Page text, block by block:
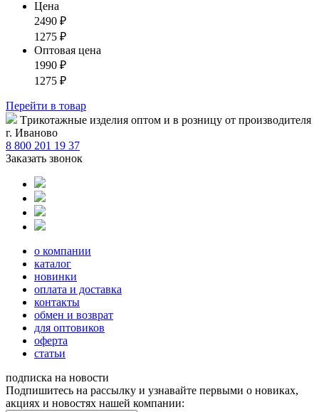
Цена
2490 ₽
1275 ₽
Оптовая цена
1990 ₽
1275 ₽
Перейти в товар
Tрикотажные изделия оптом и в розницу от производителя
г. Иваново
8 800 201 19 37
Заказать звонок
о компании
каталог
новинки
оплата и доставка
контакты
обмен и возврат
для оптовиков
оферта
статьи
подписка на новости
Подпишитесь на рассылку и узнавайте первыми о новиках,
акциях и новостях нашей компании: